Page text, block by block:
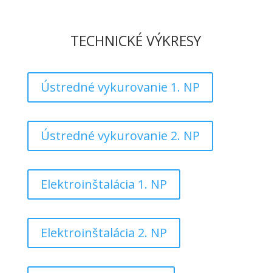
TECHNICKÉ VÝKRESY
Ústredné vykurovanie 1. NP
Ústredné vykurovanie 2. NP
Elektroinštalácia 1. NP
Elektroinštalácia 2. NP